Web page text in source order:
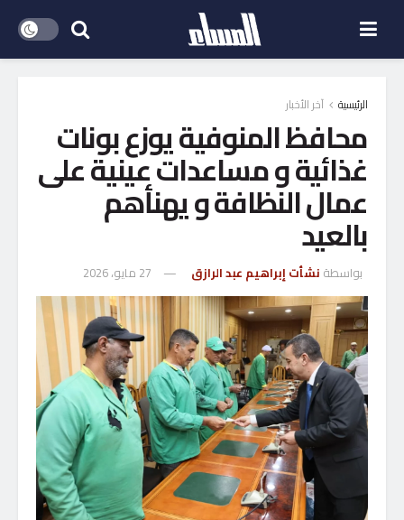
الرئيسية آخر الأخبار
محافظ المنوفية يوزع بونات
غذائية و مساعدات عينية على
عمال النظافة و يهنأهم
بالعيد
بواسطة نشأت إبراهيم عبد الرازق 27 مايو، 2026